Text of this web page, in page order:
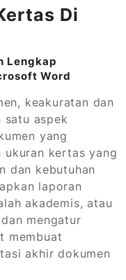
Di
Lengkap
Word
keakuratan dan
satu aspek
yang
ukuran kertas yang
dan kebutuhan
laporan
akademis, atau
mengatur
membuat
akhir dokumen